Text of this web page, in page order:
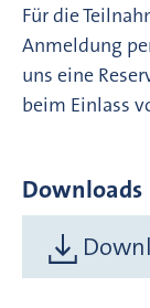
Für die
Anmeldung
uns eine
beim Einlass
Downloads